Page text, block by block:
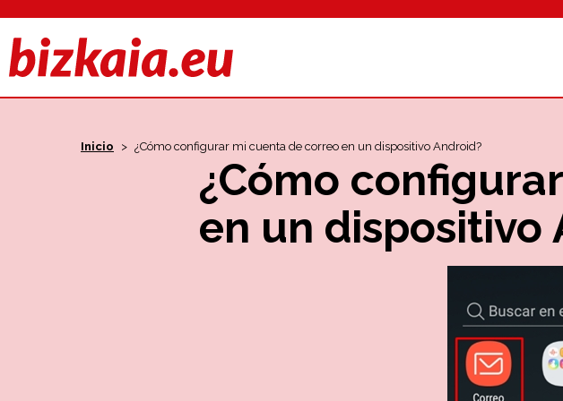
Inicio > ¿Cómo configurar mi cuenta de correo en un dispositivo Android?
¿Cómo
en un dispositivo